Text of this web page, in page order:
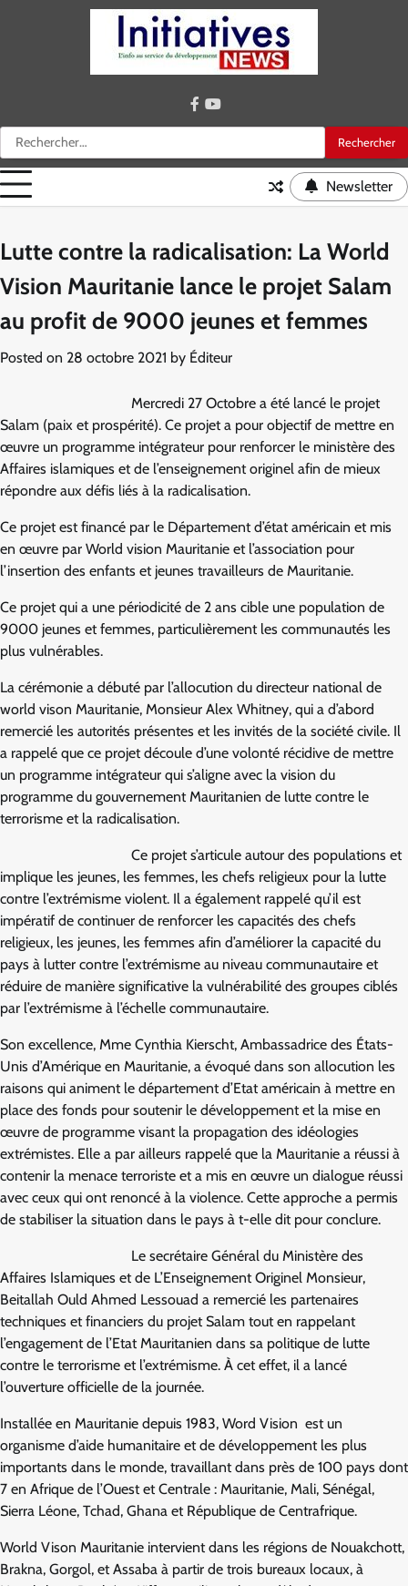
Rechercher :
facebook
youtube
Newsletter
Lutte contre la radicalisation: La World
Vision Mauritanie lance le projet Salam
au profit de 9000 jeunes et femmes
Posted on 28 octobre 2021 by Éditeur
Mercredi 27 Octobre a été lancé le projet
Salam (paix et prospérité). Ce projet a pour objectif de mettre en
œuvre un programme intégrateur pour renforcer le ministère des
Affaires islamiques et de l’enseignement originel afin de mieux
répondre aux défis liés à la radicalisation.
Ce projet est financé par le Département d’état américain et mis
en œuvre par World vision Mauritanie et l’association pour
l’insertion des enfants et jeunes travailleurs de Mauritanie.
Ce projet qui a une périodicité de 2 ans cible une population de
9000 jeunes et femmes, particulièrement les communautés les
plus vulnérables.
La cérémonie a débuté par l’allocution du directeur national de
world vison Mauritanie, Monsieur Alex Whitney, qui a d’abord
remercié les autorités présentes et les invités de la société civile. Il
a rappelé que ce projet découle d’une volonté récidive de mettre
un programme intégrateur qui s’aligne avec la vision du
programme du gouvernement Mauritanien de lutte contre le
terrorisme et la radicalisation.
Ce projet s’articule autour des populations et
implique les jeunes, les femmes, les chefs religieux pour la lutte
contre l’extrémisme violent. Il a également rappelé qu’il est
impératif de continuer de renforcer les capacités des chefs
religieux, les jeunes, les femmes afin d’améliorer la capacité du
pays à lutter contre l’extrémisme au niveau communautaire et
réduire de manière significative la vulnérabilité des groupes ciblés
par l’extrémisme à l’échelle communautaire.
Son excellence, Mme Cynthia Kierscht, Ambassadrice des États-
Unis d’Amérique en Mauritanie, a évoqué dans son allocution les
raisons qui animent le département d’Etat américain à mettre en
place des fonds pour soutenir le développement et la mise en
œuvre de programme visant la propagation des idéologies
extrémistes. Elle a par ailleurs rappelé que la Mauritanie a réussi à
contenir la menace terroriste et a mis en œuvre un dialogue réussi
avec ceux qui ont renoncé à la violence. Cette approche a permis
de stabiliser la situation dans le pays à t-elle dit pour conclure.
Le secrétaire Général du Ministère des
Affaires Islamiques et de L’Enseignement Originel Monsieur,
Beitallah Ould Ahmed Lessouad a remercié les partenaires
techniques et financiers du projet Salam tout en rappelant
l’engagement de l’Etat Mauritanien dans sa politique de lutte
contre le terrorisme et l’extrémisme. À cet effet, il a lancé
l’ouverture officielle de la journée.
Installée en Mauritanie depuis 1983, Word Vision est un
organisme d’aide humanitaire et de développement les plus
importants dans le monde, travaillant dans près de 100 pays dont
7 en Afrique de l’Ouest et Centrale : Mauritanie, Mali, Sénégal,
Sierra Léone, Tchad, Ghana et République de Centrafrique.
World Vison Mauritanie intervient dans les régions de Nouakchott,
Brakna, Gorgol, et Assaba à partir de trois bureaux locaux, à